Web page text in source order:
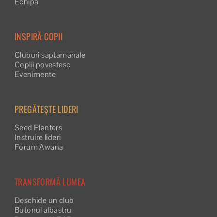
INSPIRĂ COPII
Cluburi saptamanale
Copiii povestesc
Evenimente
PREGĂTEȘTE LIDERI
Seed Planters
Instruire lideri
Forum Awana
TRANSFORMĂ LUMEA
Deschide un club
Butonul albastru